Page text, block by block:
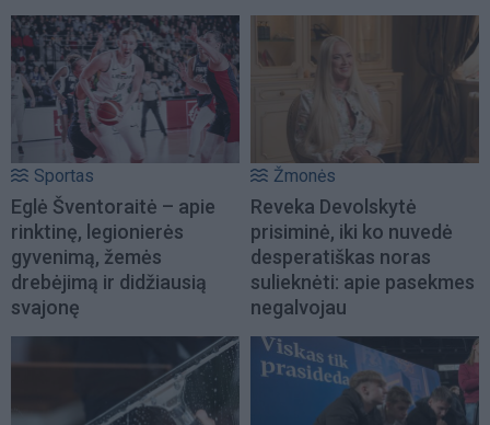
Sportas
Eglė Šventoraitė – apie
rinktinę, legionierės
gyvenimą, žemės
drebėjimą ir didžiausią
svajonę
Žmonės
Reveka Devolskytė
prisiminė, iki ko nuvedė
desperatiškas noras
sulieknėti: apie pasekmes
negalvojau